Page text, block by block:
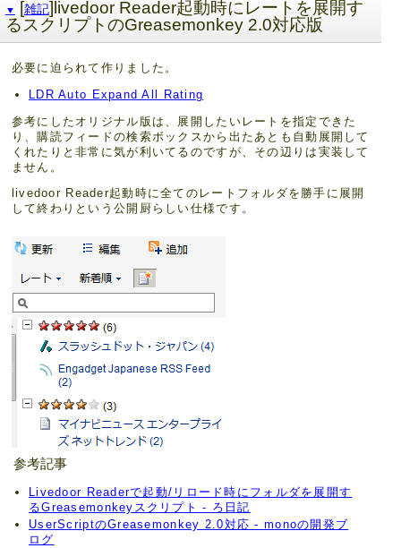
▼ [雑記]livedoor Reader起動時にレートを展開す
るスクリプトのGreasemonkey 2.0対応版
必要に迫られて作りました。
LDR Auto Expand All Rating
参考にしたオリジナル版は、展開したいレートを指定できた
り、購読フィードの検索ボックスから出たあとも自動展開して
くれたりと非常に気が利いてるのですが、その辺りは実装して
ません。
livedoor Reader起動時に全てのレートフォルダを勝手に展開
して終わりという公開厨らしい仕様です。
参考記事
Livedoor Readerで起動/リロード時にフォルダを展開す
るGreasemonkeyスクリプト - ろ日記
UserScriptのGreasemonkey 2.0対応 - monoの開発ブ
ログ